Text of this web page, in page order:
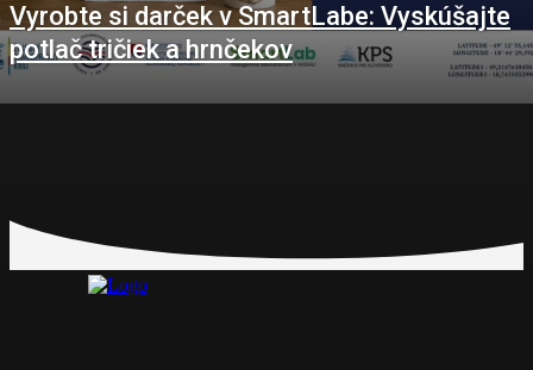
Vyrobte si darček v SmartLabe: Vyskúšajte
potlač tričiek a hrnčekov